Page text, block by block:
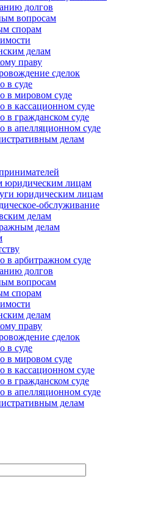
долгов
вопросам
спорам
делам
праву
сделок
в суде
в мировом суде
в кассационном суде
в гражданском суде
в апелляционном суде
делам
юридическим лицам
юридическим лицам
обслуживание
делам
делам
в арбитражном суде
долгов
вопросам
спорам
делам
праву
сделок
в суде
в мировом суде
в кассационном суде
в гражданском суде
в апелляционном суде
делам